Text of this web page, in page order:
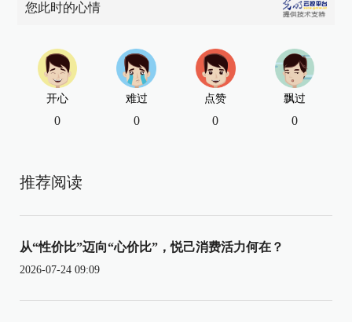
您此时的心情
开心
0
难过
0
点赞
0
飘过
0
推荐阅读
从“性价比”迈向“心价比”，悦己消费活力何在？
2026-07-24 09:09